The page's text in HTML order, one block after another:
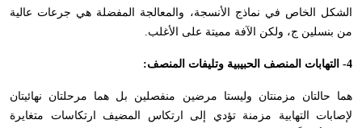
الشكل الخاص في نماذج الأنسجة، والمعالجة المفضلة هي جرعات عالية
من بنسلين ج، ولكن الآفة مميتة على الأغلب.
4- التهابات المنصف الحبيبية وتليفات المنصف:
هما حالتان مزمنتان وليستا مرضين منفصلين بل هما مرحلتان نهائيتان
لإصابات التهابية مزمنة تؤدي إلى ارتكاس المضيف ارتكاسات متغايرة